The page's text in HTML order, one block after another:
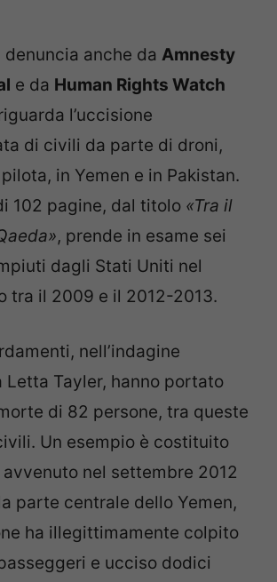
denuncia anche da Amnesty
e da Human Rights Watch
l’uccisione
di civili da parte di droni,
in Yemen e in Pakistan.
102 pagine, dal titolo «Tra il
, prende in esame sei
dagli Stati Uniti nel
tra il 2009 e il 2012-2013.
nell’indagine
Letta Tayler, hanno portato
di 82 persone, tra queste
Un esempio è costituito
avvenuto nel settembre 2012
parte centrale dello Yemen,
ha illegittimamente colpito
e ucciso dodici